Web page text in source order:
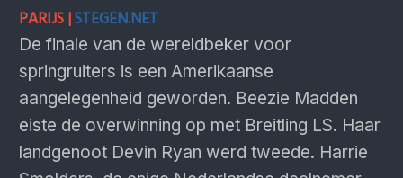
PARIJS |STEGEN.NET
De finale van de wereldbeker voor
springruiters is een Amerikaanse
aangelegenheid geworden. Beezie Madden
eiste de overwinning op met Breitling LS. Haar
landgenoot Devin Ryan werd tweede. Harrie